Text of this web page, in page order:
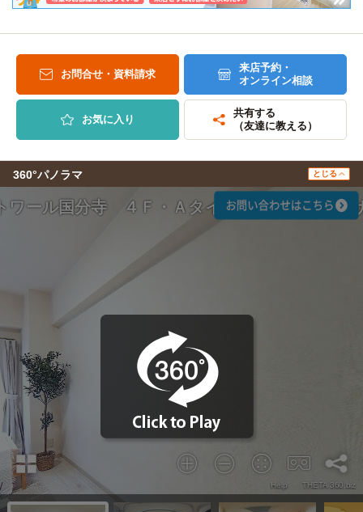
お問合せ・資料請求
来店予約・
オンライン相談
お気に入り
共有する
（友達に教える）
360°パノラマ とじる